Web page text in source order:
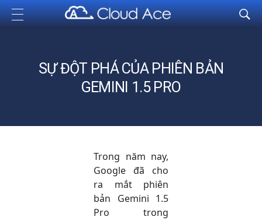
Cloud Ace
Nhà cung cấp giải pháp trên GCP cho doanh nghiệp
SỰ ĐỘT PHÁ CỦA PHIÊN BẢN
GEMINI 1.5 PRO
Trong năm nay,
Google đã cho
ra mắt phiên
bản Gemini 1.5
Pro trong